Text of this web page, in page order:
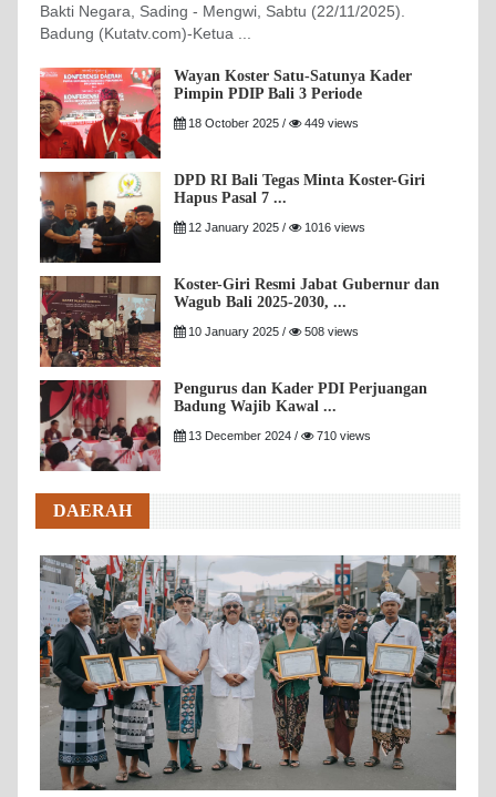
Bakti Negara, Sading - Mengwi, Sabtu (22/11/2025).
Badung (Kutatv.com)-Ketua ...
Wayan Koster Satu-Satunya Kader
Pimpin PDIP Bali 3 Periode
18 October 2025 / 449 views
DPD RI Bali Tegas Minta Koster-Giri
Hapus Pasal 7 ...
12 January 2025 / 1016 views
Koster-Giri Resmi Jabat Gubernur dan
Wagub Bali 2025-2030, ...
10 January 2025 / 508 views
Pengurus dan Kader PDI Perjuangan
Badung Wajib Kawal ...
13 December 2024 / 710 views
DAERAH